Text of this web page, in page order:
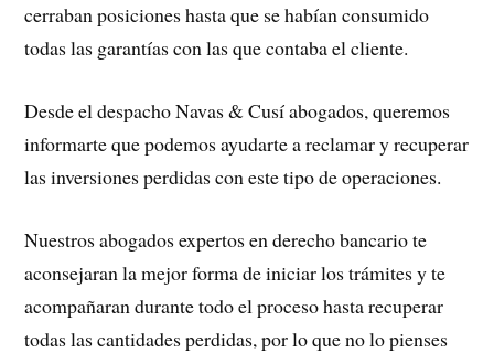
cerraban posiciones hasta que se habían consumido
todas las garantías con las que contaba el cliente.
Desde el despacho Navas & Cusí abogados, queremos
informarte que podemos ayudarte a reclamar y recuperar
las inversiones perdidas con este tipo de operaciones.
Nuestros abogados expertos en derecho bancario te
aconsejaran la mejor forma de iniciar los trámites y te
acompañaran durante todo el proceso hasta recuperar
todas las cantidades perdidas, por lo que no lo pienses